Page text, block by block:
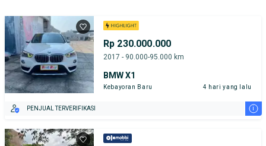
Rp 230.000.000
2017 - 90.000-95.000 km
BMW X1
Kebayoran Baru 4 hari yang lalu
PENJUAL TERVERIFIKASI i